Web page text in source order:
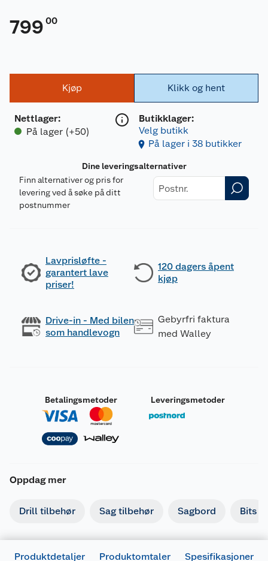
799 00
Kjøp
Nettlager:
På lager (+50)
Klikk og hent
Butikklager:
Velg butikk
På lager i 38 butikker
Dine leveringsalternativer
Finn alternativer og pris for
levering ved å søke på ditt
postnummer
Lavprisløfte -
garantert lave
priser!
120 dagers åpent
kjøp
Drive-in - Med bilen
som handlevogn
Gebyrfri faktura
med Walley
Betalingsmetoder Leveringsmetoder
Oppdag mer
Drill tilbehør Sag tilbehør Sagbord Bits
Produktdetaljer Produktomtaler Spesifikasjoner